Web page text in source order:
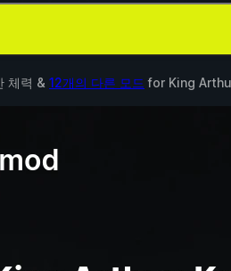
체력 & 12개의 다른 모드 for King